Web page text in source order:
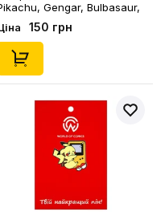
Gengar, Bulbasaur,
Cubone and Pokеball, (6554)
150 грн